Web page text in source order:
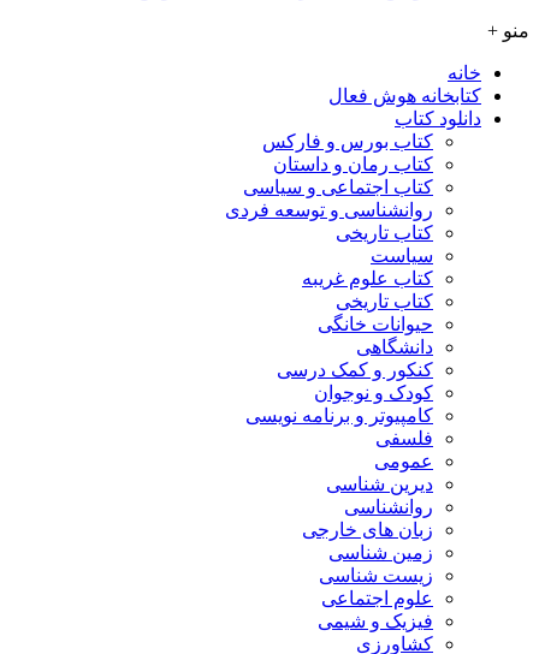
منو +
خانه
کتابخانه هوش فعال
دانلود کتاب
کتاب بورس و فارکس
کتاب رمان و داستان
کتاب اجتماعی و سیاسی
روانشناسی و توسعه فردی
کتاب تاریخی
سیاست
کتاب علوم غریبه
کتاب تاریخی
حیوانات خانگی
دانشگاهی
کنکور و کمک‌ درسی
کودک و نوجوان
کامپیوتر و برنامه نویسی
فلسفی
عمومی
دیرین شناسی
روانشناسی
زبان های خارجی
زمین شناسی
زیست شناسی
علوم اجتماعی
فیزیک و شیمی
کشاورزی